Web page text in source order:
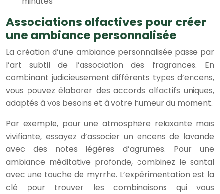
Associations olfactives pour créer
une ambiance personnalisée
La création d’une ambiance personnalisée passe par
l’art subtil de l’association des fragrances. En
combinant judicieusement différents types d’encens,
vous pouvez élaborer des accords olfactifs uniques,
adaptés à vos besoins et à votre humeur du moment.
Par exemple, pour une atmosphère relaxante mais
vivifiante, essayez d’associer un encens de lavande
avec des notes légères d’agrumes. Pour une
ambiance méditative profonde, combinez le santal
avec une touche de myrrhe. L’expérimentation est la
clé pour trouver les combinaisons qui vous